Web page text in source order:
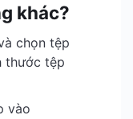
khác?
chọn tệp
thước tệp
vào